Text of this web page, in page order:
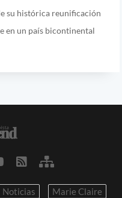
su histórica reunificación
en un país bicontinental
Noticias
Marie Claire